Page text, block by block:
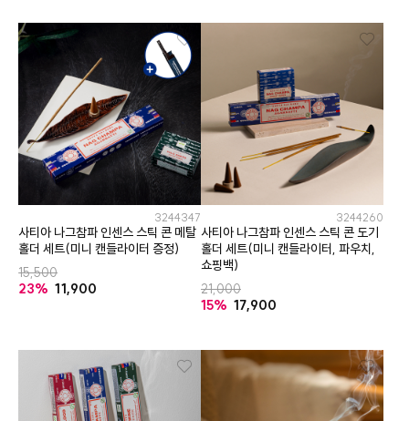
3244347
사티아 나그참파 인센스 스틱 콘 메탈
홀더 세트(미니 캔들라이터 증정)
15,500
23% 11,900
3244260
사티아 나그참파 인센스 스틱 콘 도기
홀더 세트(미니 캔들라이터, 파우치,
쇼핑백)
21,000
15% 17,900